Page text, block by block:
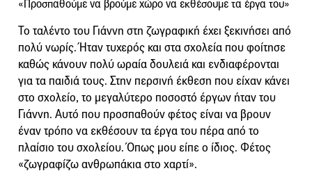
«Προσπαθούμε να βρούμε χώρο να εκθέσουμε τα έργα του»
Το ταλέντο του Γιάννη στη ζωγραφική έχει ξεκινήσει από
πολύ νωρίς. Ήταν τυχερός και στα σχολεία που φοίτησε
καθώς κάνουν πολύ ωραία δουλειά και ενδιαφέρονται
για τα παιδιά τους. Στην περσινή έκθεση που είχαν κάνει
στο σχολείο, το μεγαλύτερο ποσοστό έργων ήταν του
Γιάννη. Αυτό που προσπαθούν φέτος είναι να βρουν
έναν τρόπο να εκθέσουν τα έργα του πέρα από το
πλαίσιο του σχολείου. Όπως μου είπε ο ίδιος. Φέτος
«ζωγραφίζω ανθρωπάκια στο χαρτί».